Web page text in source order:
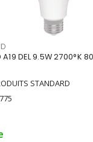
DEL 9.5W 2700°K
STANDARD